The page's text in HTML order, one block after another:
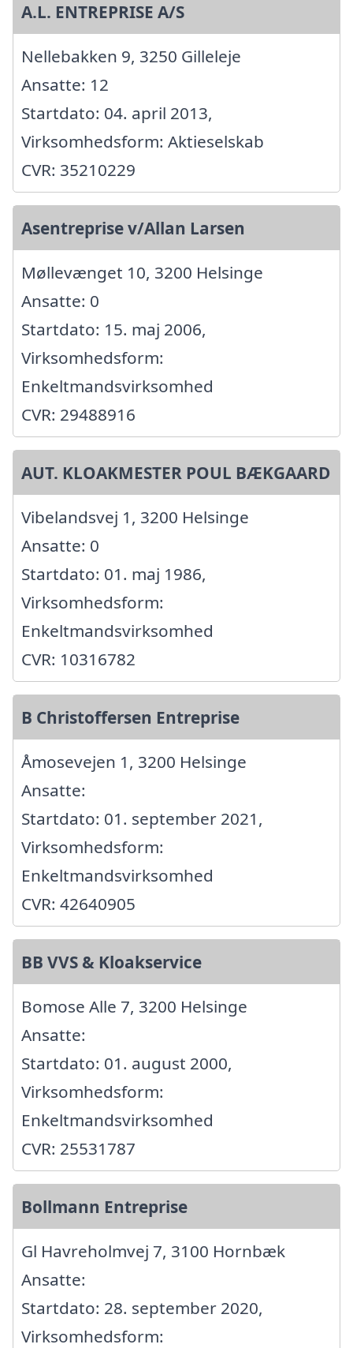
A.L. ENTREPRISE A/S
Nellebakken 9, 3250 Gilleleje
Ansatte: 12
Startdato: 04. april 2013,
Virksomhedsform: Aktieselskab
CVR: 35210229
Asentreprise v/Allan Larsen
Møllevænget 10, 3200 Helsinge
Ansatte: 0
Startdato: 15. maj 2006,
Virksomhedsform:
Enkeltmandsvirksomhed
CVR: 29488916
AUT. KLOAKMESTER POUL BÆKGAARD
Vibelandsvej 1, 3200 Helsinge
Ansatte: 0
Startdato: 01. maj 1986,
Virksomhedsform:
Enkeltmandsvirksomhed
CVR: 10316782
B Christoffersen Entreprise
Åmosevejen 1, 3200 Helsinge
Ansatte:
Startdato: 01. september 2021,
Virksomhedsform:
Enkeltmandsvirksomhed
CVR: 42640905
BB VVS & Kloakservice
Bomose Alle 7, 3200 Helsinge
Ansatte:
Startdato: 01. august 2000,
Virksomhedsform:
Enkeltmandsvirksomhed
CVR: 25531787
Bollmann Entreprise
Gl Havreholmvej 7, 3100 Hornbæk
Ansatte:
Startdato: 28. september 2020,
Virksomhedsform: